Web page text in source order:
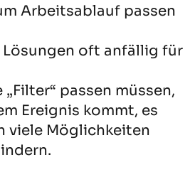
Arbeitsablauf passen
oft anfällig für
passen müssen,
Ereignis kommt, es
viele Möglichkeiten